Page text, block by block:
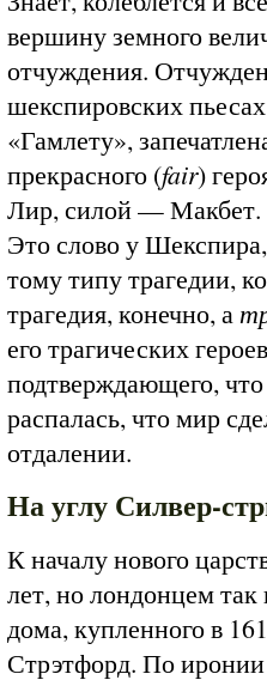
вершину земного
отчуждения.
шекспировских
«Гамлету»,
прекрасного (fair)
Лир, силой — Макбет.
Это слово у
тому типу трагедии,
трагедия, конечно, а
его трагических
подтверждающего,
распалась, что мир
отдалении.
На углу Силвер-
К началу нового
лет, но лондонцем так
дома, купленного в
Стрэтфорд. По